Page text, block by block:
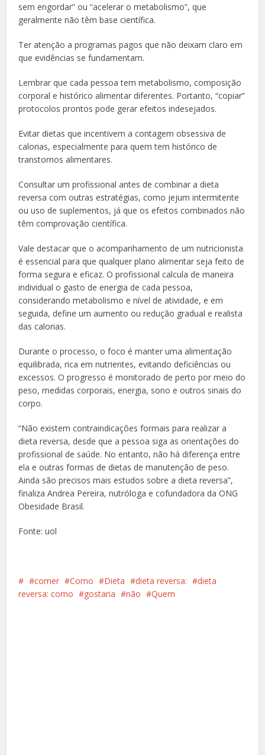
sem engordar” ou “acelerar o metabolismo”, que
geralmente não têm base científica.
Ter atenção a programas pagos que não deixam claro em
que evidências se fundamentam.
Lembrar que cada pessoa tem metabolismo, composição
corporal e histórico alimentar diferentes. Portanto, “copiar”
protocolos prontos pode gerar efeitos indesejados.
Evitar dietas que incentivem a contagem obsessiva de
calorias, especialmente para quem tem histórico de
transtornos alimentares.
Consultar um profissional antes de combinar a dieta
reversa com outras estratégias, como jejum intermitente
ou uso de suplementos, já que os efeitos combinados não
têm comprovação científica.
Vale destacar que o acompanhamento de um nutricionista
é essencial para que qualquer plano alimentar seja feito de
forma segura e eficaz. O profissional calcula de maneira
individual o gasto de energia de cada pessoa,
considerando metabolismo e nível de atividade, e em
seguida, define um aumento ou redução gradual e realista
das calorias.
Durante o processo, o foco é manter uma alimentação
equilibrada, rica em nutrientes, evitando deficiências ou
excessos. O progresso é monitorado de perto por meio do
peso, medidas corporais, energia, sono e outros sinais do
corpo.
“Não existem contraindicações formais para realizar a
dieta reversa, desde que a pessoa siga as orientações do
profissional de saúde. No entanto, não há diferença entre
ela e outras formas de dietas de manutenção de peso.
Ainda são precisos mais estudos sobre a dieta reversa”,
finaliza Andrea Pereira, nutróloga e cofundadora da ONG
Obesidade Brasil.
Fonte: uol
comer Como Dieta dieta reversa:
dieta
reversa: como
gostaria não Quem